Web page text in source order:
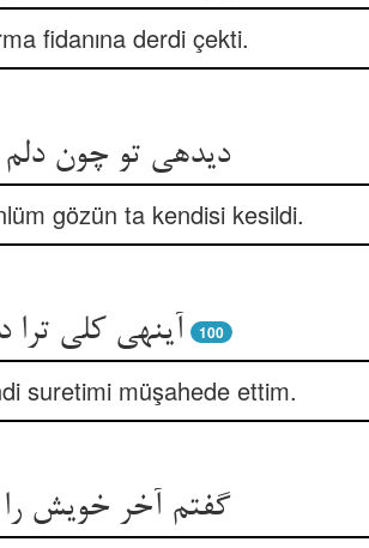
fidanına derdi çekti.
دیده‏ی تو چون
gözün ta kendisi kesildi.
آینه‏ی کلی 100
suretimi müşahede ettim.
گفتم آخر خویش